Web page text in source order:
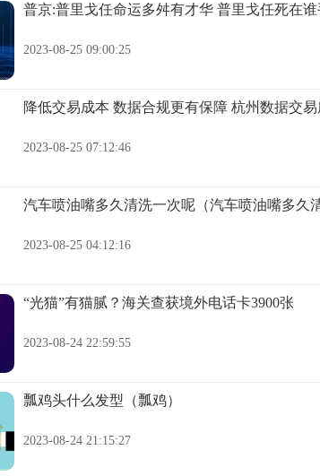
普京:普里戈任命运多舛有才华 普里戈任死在谁
2023-08-25 09:00:25
降低交易成本 数据合规更有保障 杭州数据交
2023-08-25 07:12:46
汽车喷油嘴多久清洗一次呢（汽车喷油嘴多久
2023-08-25 04:12:16
“光猫”有猫腻？海关查获境外电话卡3900张
2023-08-24 22:59:55
瓢鸡头什么发型（瓢鸡）
2023-08-24 21:15:27